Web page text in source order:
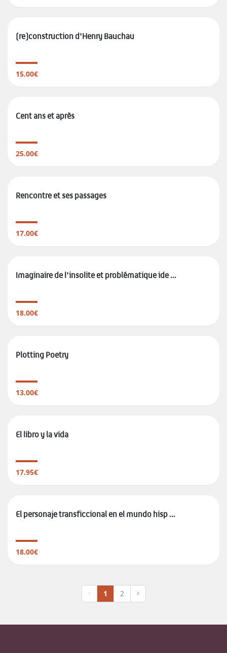
(re)construction d'Henry Bauchau
15.00€
Cent ans et après
25.00€
Rencontre et ses passages
17.00€
Imaginaire de l'insolite et problématique ide ...
18.00€
Plotting Poetry
13.00€
El libro y la vida
17.95€
El personaje transficcional en el mundo hisp ...
18.00€
1 2